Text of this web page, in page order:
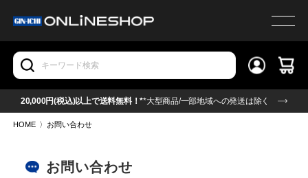
20,000円(税込)以上で送料無料！**大型商品/一部地域への発送は除く
HOME 〉 お問い合わせ
お問い合わせ